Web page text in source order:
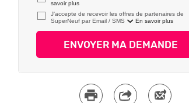
savoir plus
J’accepte de recevoir les offres de partenaires de
SuperNeuf par
En savoir plus
ENVOYER MA DEMANDE